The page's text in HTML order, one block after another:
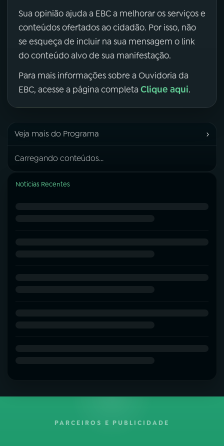
Sua opinião ajuda a EBC a melhorar os serviços e
conteúdos ofertados ao cidadão. Por isso, não
se esqueça de incluir na sua mensagem o link
do conteúdo alvo de sua manifestação.
Para mais informações sobre a Ouvidoria da
EBC, acesse a página completa Clique aqui.
Veja mais do Programa ›
Carregando conteúdos...
Notícias Recentes
PARCEIROS E PUBLICIDADE